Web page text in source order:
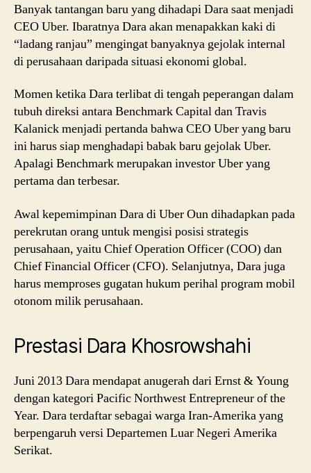
Banyak tantangan baru yang dihadapi Dara saat menjadi
CEO Uber. Ibaratnya Dara akan menapakkan kaki di
“ladang ranjau” mengingat banyaknya gejolak internal
di perusahaan daripada situasi ekonomi global.
Momen ketika Dara terlibat di tengah peperangan dalam
tubuh direksi antara Benchmark Capital dan Travis
Kalanick menjadi pertanda bahwa CEO Uber yang baru
ini harus siap menghadapi babak baru gejolak Uber.
Apalagi Benchmark merupakan investor Uber yang
pertama dan terbesar.
Awal kepemimpinan Dara di Uber Oun dihadapkan pada
perekrutan orang untuk mengisi posisi strategis
perusahaan, yaitu Chief Operation Officer (COO) dan
Chief Financial Officer (CFO). Selanjutnya, Dara juga
harus memproses gugatan hukum perihal program mobil
otonom milik perusahaan.
Prestasi Dara Khosrowshahi
Juni 2013 Dara mendapat anugerah dari Ernst & Young
dengan kategori Pacific Northwest Entrepreneur of the
Year. Dara terdaftar sebagai warga Iran-Amerika yang
berpengaruh versi Departemen Luar Negeri Amerika
Serikat.